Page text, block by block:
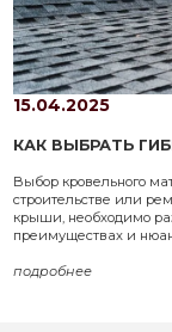
15.04.2025
КАК ВЫБРАТЬ
Выбор кровельного
строительстве или
крыши, необходимо
преимуществах и
подробнее